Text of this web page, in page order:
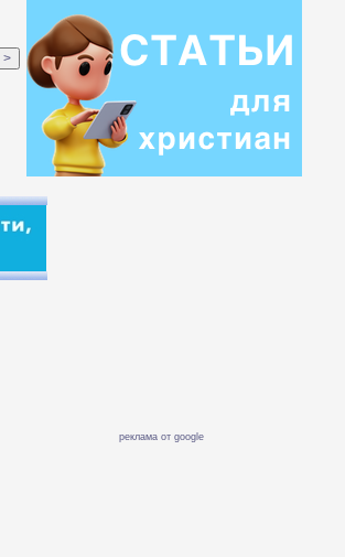
реклама от google